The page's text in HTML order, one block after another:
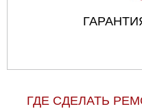
ГДЕ СДЕЛАТЬ